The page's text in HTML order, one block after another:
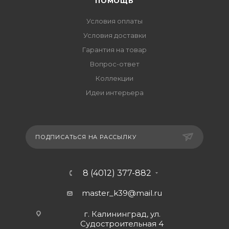
Условия оплаты
Условия доставки
Гарантия на товар
Вопрос-ответ
Коллекции
Идеи интерьера
ПОДПИСАТЬСЯ НА РАССЫЛКУ
8 (4012) 377-882
master_k39@mail.ru
г. Калининград, ул.
Судостроительная 4